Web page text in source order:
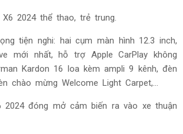
2024 thể thao, trẻ trung.
tiện nghi: hai cụm màn hình 12.3 inch,
mới nhất, hỗ trợ Apple CarPlay không
Kardon 16 loa kèm ampli 9 kênh, đèn
chào mừng Welcome Light Carpet,…
2024 đóng mở cảm biến ra vào xe thuận